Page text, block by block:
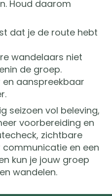
Houd daarom
dat je de route hebt
wandelaars niet
de groep.
aanspreekbaar
seizoen vol beleving,
voorbereiding en
zichtbare
en een
kun je jouw groep
wandelen.